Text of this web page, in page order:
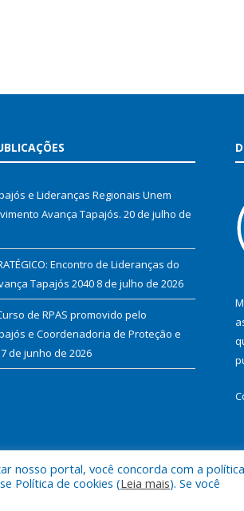
e Lideranças Regionais Unem
Avança Tapajós. 20 de julho de
Encontro de Lideranças do
Tapajós 2040 8 de julho de 2026
de RPAS promovido pelo
e Coordenadoria de Proteção e
de junho de 2026
Mapa do Site
nosso portal, você concorda com a
Política de cookies (Leia mais). Se você